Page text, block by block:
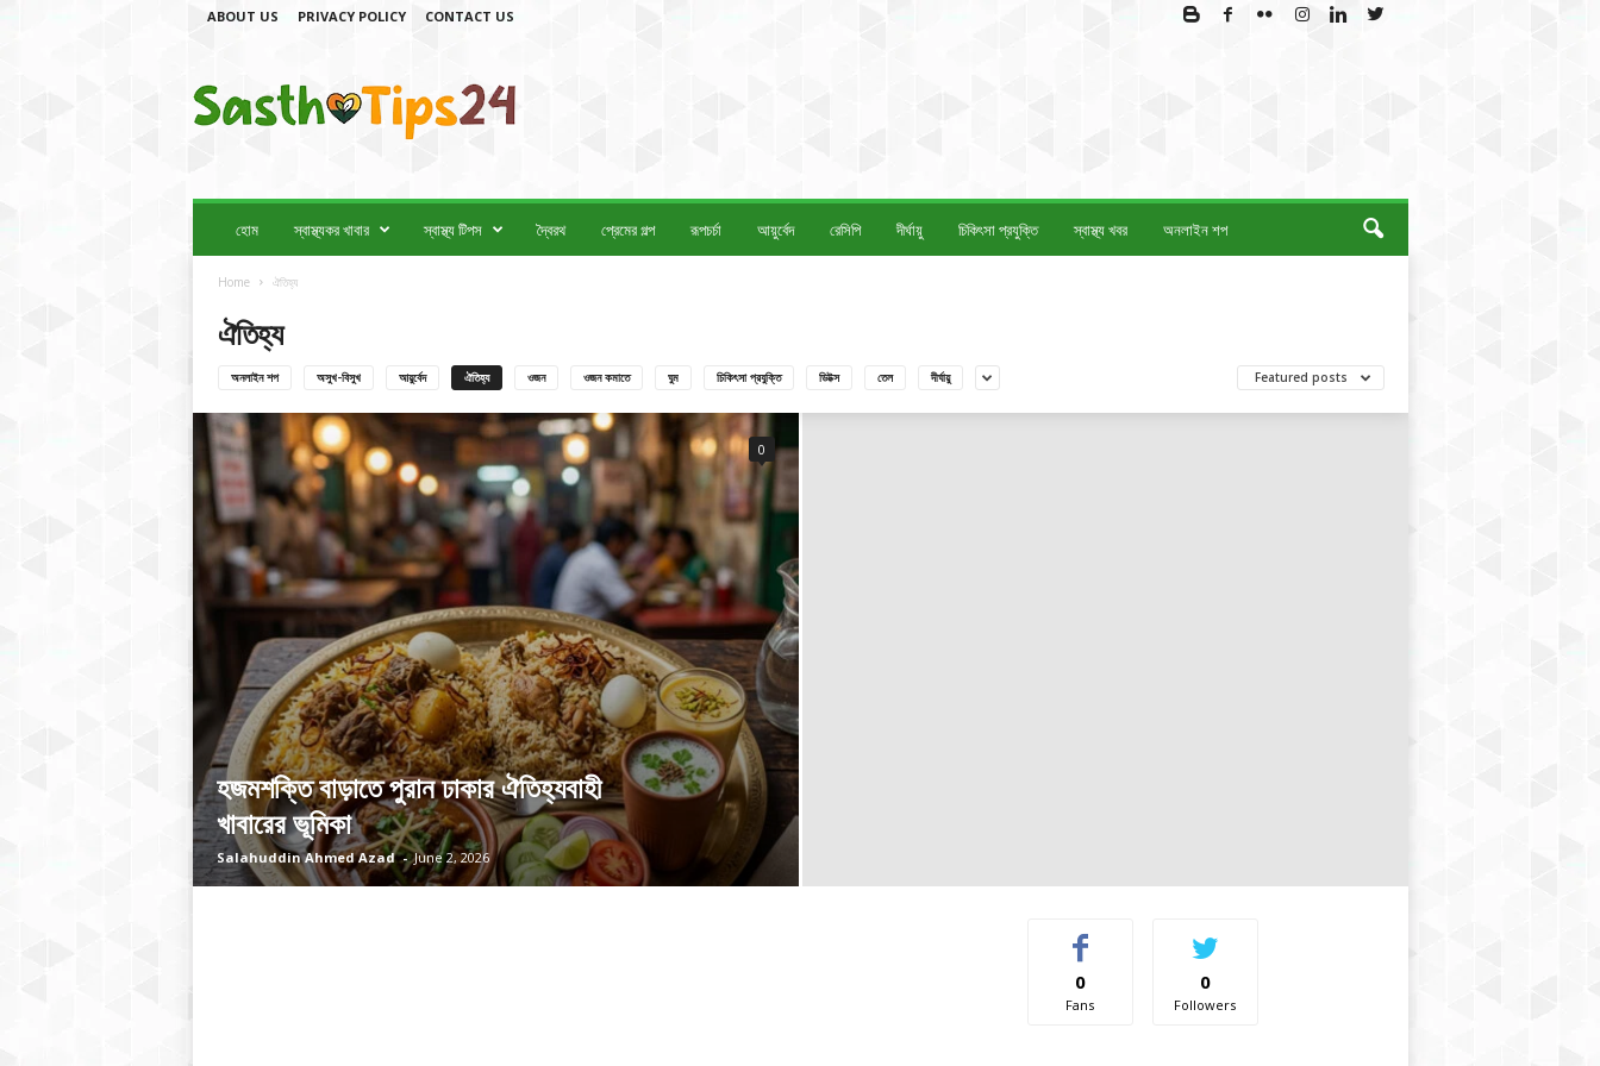
ABOUT US PRIVACY POLICY CONTACT US
টি
প
4
হোম স্বাস্থ্যকর খাবার স্বাস্থ্য টিপস দ্বৈরথ প্রেমের গল্প রূপচর্চা আয়ুর্বেদ রেসিপি দীর্ঘায়ু চিকিৎসা প্রযুক্তি স্বাস্থ্য খবর অনলাইন শপ
Home ঐতিহ্য
ঐতিহ্য
অনলাইন শপ অসুখ-বিসুখ আয়ুর্বেদ ঐতিহ্য ওজন ওজন কমাতে ঘুম চিকিৎসা প্রযুক্তি ডিটক্স তেল দীর্ঘায়ু Featured posts
হজমশক্তি বাড়াতে পুরান ঢাকার ঐতিহ্যবাহী
খাবারের ভূমিকা
Salahuddin Ahmed Azad - June 2, 2026
0
0
Fans
0
Followers